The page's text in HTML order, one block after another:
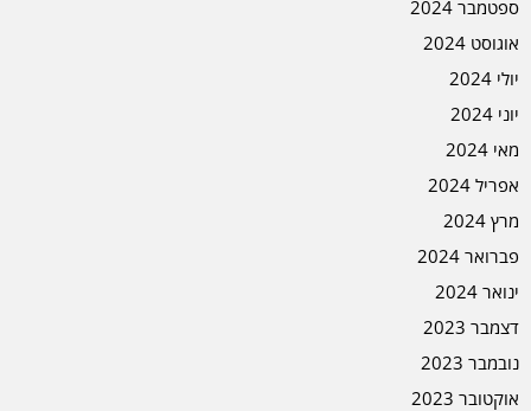
ספטמבר 2024
אוגוסט 2024
יולי 2024
יוני 2024
מאי 2024
אפריל 2024
מרץ 2024
פברואר 2024
ינואר 2024
דצמבר 2023
נובמבר 2023
אוקטובר 2023